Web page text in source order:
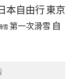
本自由行東京
雪 第一次滑雪 自